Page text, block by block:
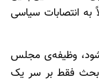
انتصابات سیاسی
وظیفه‌ی مجلس
بحث فقط بر سر یک